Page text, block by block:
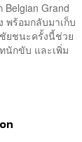
Grand
พร้อมกลับมาเก็บ
ยชนะครั้งนี้ช่วย
นักขับ และเพิ่ม